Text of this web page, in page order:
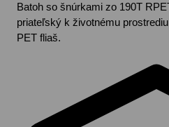
Batoh so šnúrkami zo 190T
priateľský k životnému
PET fliaš.